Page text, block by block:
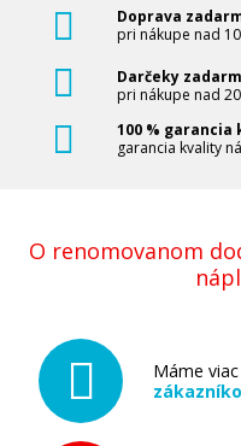
Doprava
pri nákupe nad
Darčeky
pri nákupe nad
100 % garancia
garancia kvality
O renomovanom
Máme